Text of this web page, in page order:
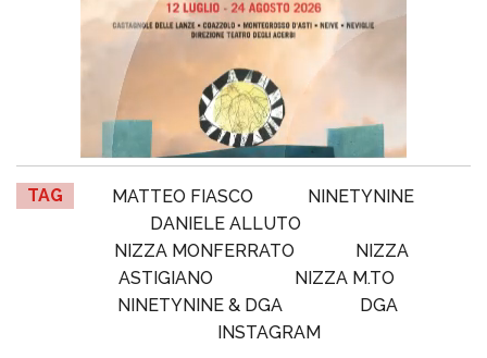
TAG MATTEO FIASCO
NINETYNINE
DANIELE ALLUTO
NIZZA MONFERRATO
NIZZA
ASTIGIANO
NIZZA M.TO
NINETYNINE & DGA
DGA
INSTAGRAM